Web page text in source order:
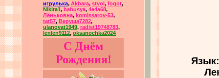
игрулька, Akbara, stvol , fogot,
Nikita1, babusya, 4e4a68,
Лёньковна, komissarov-53,
tat57, Веруша7282,
ulanovat1949, radist19748783,
lenlen9112, oksanochka2024
С Днём
Рождения!
Язык: